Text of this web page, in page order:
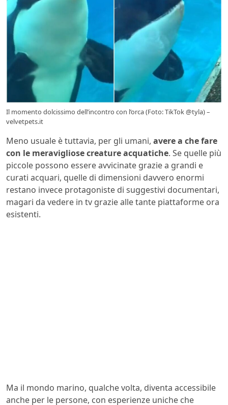
Il momento dolcissimo dell’incontro con l’orca (Foto: TikTok @tyla) –
velvetpets.it
Meno usuale è tuttavia, per gli umani, avere a che fare
con le meravigliose creature acquatiche. Se quelle più
piccole possono essere avvicinate grazie a grandi e
curati acquari, quelle di dimensioni davvero enormi
restano invece protagoniste di suggestivi documentari,
magari da vedere in tv grazie alle tante piattaforme ora
esistenti.
Ma il mondo marino, qualche volta, diventa accessibile
anche per le persone, con esperienze uniche che